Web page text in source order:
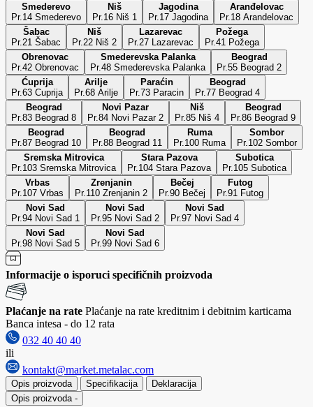
Smederevo
Pr.14 Smederevo
Niš
Pr.16 Niš 1
Jagodina
Pr.17 Jagodina
Aranđelovac
Pr.18 Arandelovac
Šabac
Pr.21 Šabac
Niš
Pr.22 Niš 2
Lazarevac
Pr.27 Lazarevac
Požega
Pr.41 Požega
Obrenovac
Pr.42 Obrenovac
Smederevska Palanka
Pr.48 Smederevska Palanka
Beograd
Pr.55 Beograd 2
Ćuprija
Pr.63 Cuprija
Arilje
Pr.68 Arilje
Paraćin
Pr.73 Paracin
Beograd
Pr.77 Beograd 4
Beograd
Pr.83 Beograd 8
Novi Pazar
Pr.84 Novi Pazar 2
Niš
Pr.85 Niš 4
Beograd
Pr.86 Beograd 9
Beograd
Pr.87 Beograd 10
Beograd
Pr.88 Beograd 11
Ruma
Pr.100 Ruma
Sombor
Pr.102 Sombor
Sremska Mitrovica
Pr.103 Sremska Mitrovica
Stara Pazova
Pr.104 Stara Pazova
Subotica
Pr.105 Subotica
Vrbas
Pr.107 Vrbas
Zrenjanin
Pr.110 Zrenjanin 2
Bečej
Pr.90 Bečej
Futog
Pr.91 Futog
Novi Sad
Pr.94 Novi Sad 1
Novi Sad
Pr.95 Novi Sad 2
Novi Sad
Pr.97 Novi Sad 4
Novi Sad
Pr.98 Novi Sad 5
Novi Sad
Pr.99 Novi Sad 6
Informacije o isporuci specifičnih proizvoda
Plaćanje na rate Plaćanje na rate kreditnim i debitnim karticama
Banca intesa - do 12 rata
032 40 40 40
ili
kontakt@market.metalac.com
Opis proizvoda Specifikacija
Deklaracija
Opis proizvoda -